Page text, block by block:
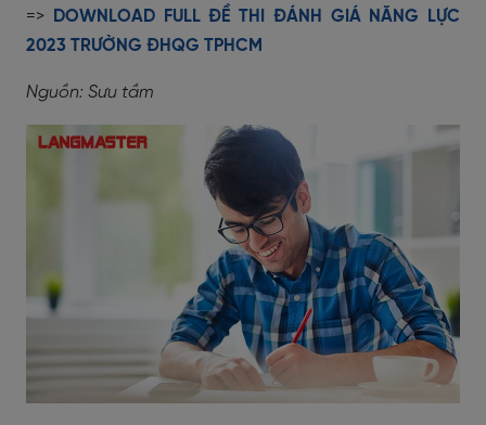
=>
DOWNLOAD FULL ĐỀ THI ĐÁNH GIÁ NĂNG LỰC
2023 TRƯỜNG ĐHQG TPHCM
Nguồn: Sưu tầm